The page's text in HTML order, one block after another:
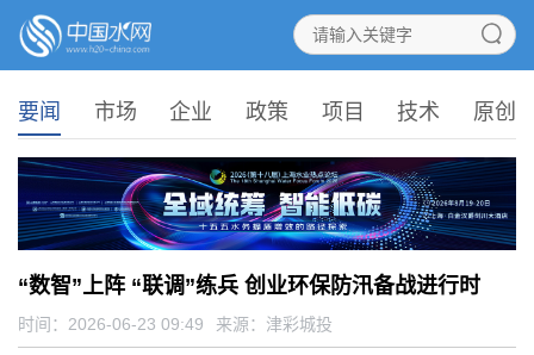
要闻 市场 企业 政策 项目 技术 原创
“数智”上阵 “联调”练兵 创业环保防汛备战进行时
时间：2026-06-23 09:49 来源： 津彩城投